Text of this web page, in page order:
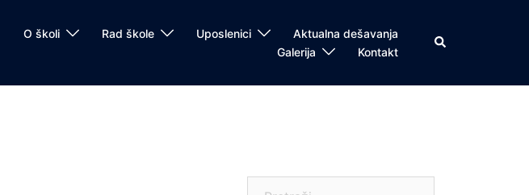
O školi Rad škole Uposlenici
Aktualna dešavanja
Galerija
Kontakt
Search